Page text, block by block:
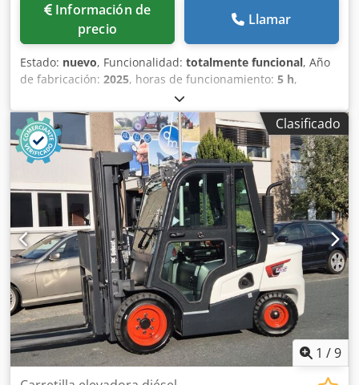
Información de
precio
Llamar
Estado: nuevo, Funcionalidad: totalmente funcional, Año
de fabricación: 2025, horas de funcionamiento: 5 h,
1.600 kg, altura de elevación:
mm, ascensor libre:1.520 mm, tipo de combustible:
eléctrico
, tipo de mástil:triple, altura de construcción:
2.108 mm, longitud de la horquilla:1.150 mm, peso en
vacío:
1.340 kg, longitud total:1.964 mm, tipo de
accionamiento:Elektro, ancho de construcción:820 mm,
Transpaleta Centro de carga: 600 Ancho de la horquilla:
560 mm Tipo de mástil: Triplex Condición: Nuevo Estado
técnico: Nuevo Tipo de neumáticos delanteros: poliuretano
Estado de los neumáticos delanteros: 80 - 100% Tipo de
neumáticos traseros: poliuretano Estado de los neumáticos
traseros: 80 - 100% Dcsdjwi Acgopfx Af Eok Voltaje de la
batería: 24 V Batería Ah: 150 Ah Tipo de batería: iones de
litio Año de fabricación de la batería: 2025 Estado de la
batería: 80 - 100% Carrera inicial, carrera libre completa,
certificado CE, Batería de iones de litio que no requiere
mantenimiento.
Clasificado
1 /9